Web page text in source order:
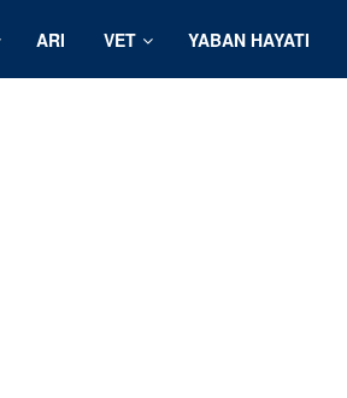
ARI VET YABAN HAYATI